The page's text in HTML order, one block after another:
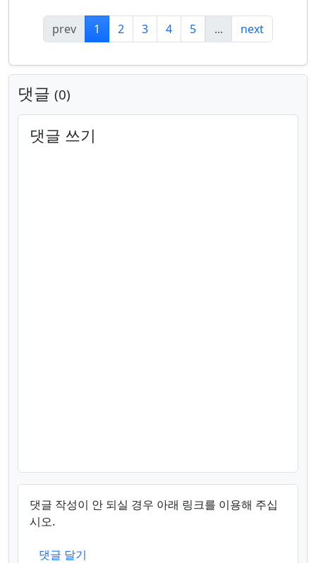
prev 1 2 3 4 5 ... next
댓글 0
댓글 쓰기
댓글 작성이 안 되실 경우 아래 링크를 이용해 주십
시오.
댓글 달기